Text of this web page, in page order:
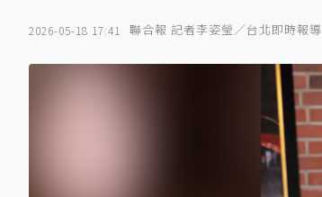
2026-05-18 17:41 聯合報 記者李姿瑩／台北即時報導